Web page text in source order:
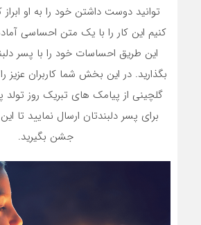
توانید دوست داشتن خود را به او
کنیم این کار را با یک متن احساسی
این طریق احساسات خود را با پسر
بگذارید. در این بخش شما کاربران عزیز
گلچینی از پیامک های تبریک روز تولد
برای پسر دلبندتان ارسال نمایید تا
جشن بگیرید.